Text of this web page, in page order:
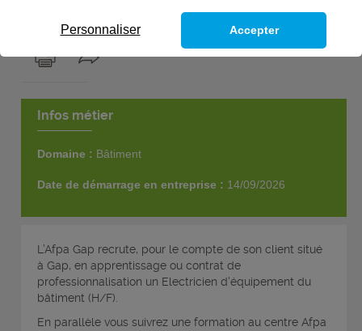
Infos métier
Domaine : Bâtiment
Date de démarrage en entreprise : 14/09/2026
L’Afpa Gap recrute, pour le compte de son client situé
à Gap, en apprentissage ou contrat de
professionnalisation un Electricien d'équipement du
bâtiment (H/F).
En parallèle vous suivrez une formation au centre Afpa
Personnaliser Accepter